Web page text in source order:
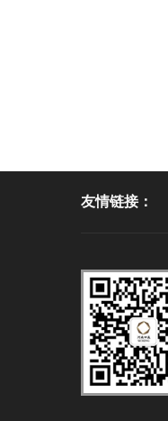
友情链接：